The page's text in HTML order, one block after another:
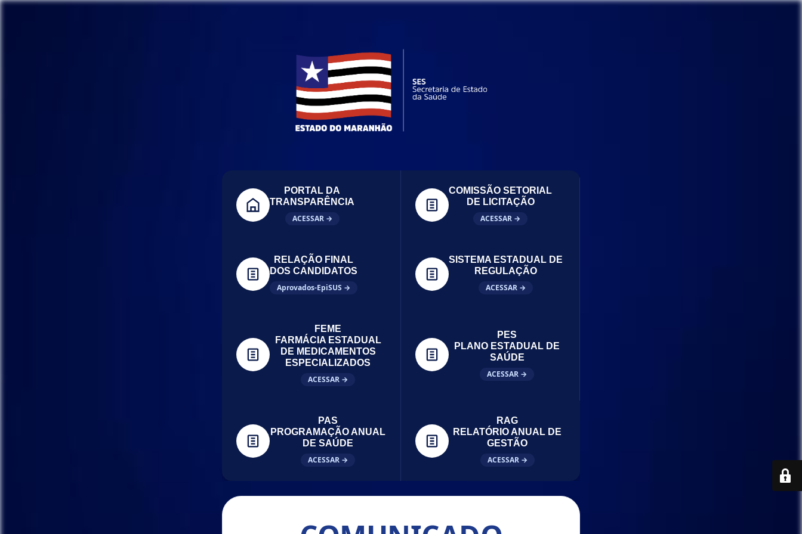
PORTAL DA
TRANSPARÊNCIA
ACESSAR →
COMISSÃO SETORIAL
DE LICITAÇÃO
ACESSAR →
RELAÇÃO FINAL
DOS CANDIDATOS
Aprovados-EpiSUS →
SISTEMA ESTADUAL DE
REGULAÇÃO
ACESSAR →
FEME
FARMÁCIA ESTADUAL
DE MEDICAMENTOS
ESPECIALIZADOS
ACESSAR →
PES
PLANO ESTADUAL DE
SAÚDE
ACESSAR →
PAS
PROGRAMAÇÃO ANUAL
DE SAÚDE
ACESSAR →
RAG
RELATÓRIO ANUAL DE
GESTÃO
ACESSAR →